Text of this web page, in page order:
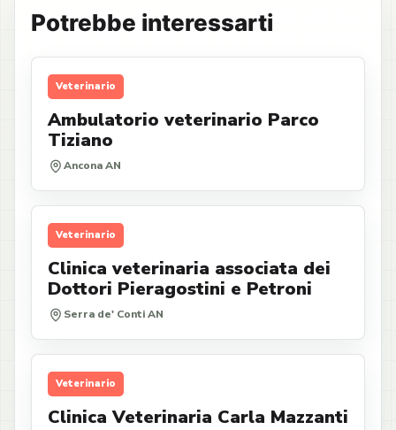
Potrebbe interessarti
Veterinario
Ambulatorio veterinario Parco
Tiziano
Ancona AN
Veterinario
Clinica veterinaria associata dei
Dottori Pieragostini e Petroni
Serra de' Conti AN
Veterinario
Clinica Veterinaria Carla Mazzanti